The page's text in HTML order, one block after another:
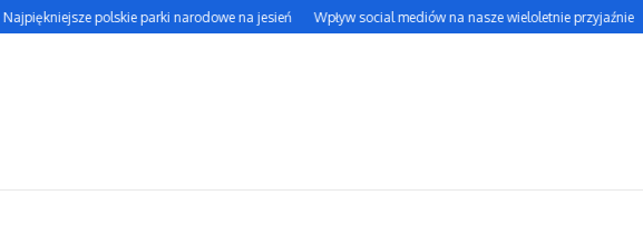
Najpiękniejsze polskie parki narodowe na jesień Wpływ social mediów na nasze wieloletnie przyjaźnie